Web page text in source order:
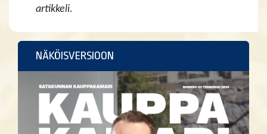
artikkeli.
NÄKÖISVERSIOON